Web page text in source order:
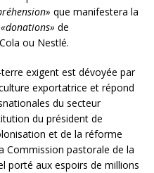
que manifestera la
«donations» de
ou Nestlé.
exigent est dévoyée par
exportatrice et répond
du secteur
du président de
et de la réforme
Commission pastorale de la
porté aux espoirs de millions